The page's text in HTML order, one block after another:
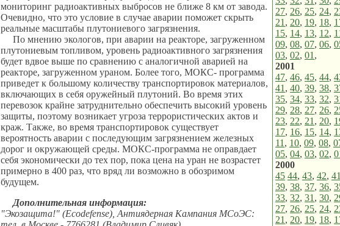
27, 26, 25, 24,
21 , 20, 19, 18,
15, 14, 13, 12,
09, 08, 07, 06,
03, 02, 01 ,
2001
47, 46, 45, 44,
41 , 40, 39, 38,
35, 34, 33, 32,
29, 28, 27, 26,
23, 22, 21 , 20,
17, 16, 15, 14,
11 , 10, 09, 08,
05, 04, 03, 02,
2000
45 44, 43, 42, 41
39, 38, 37, 36,
33, 32, 31 , 30,
27, 26, 25, 24,
21 , 20, 19, 18,
мониторинг радиоактивных выбросов не ближе 8 км от завода.
Очевидно, что это условие в случае аварии поможет скрыть
реальные масштабы плутониевого загрязнения.
По мнению экологов, при аварии на реакторе, загруженном
плутониевым топливом, уровень радиоактивного загрязнения
будет вдвое выше по сравнению с аналогичной аварией на
реакторе, загруженном ураном. Более того, МОКС- программа
приведет к большому количеству транспортировок материалов,
включающих в себя оружейный плутоний. Во время этих
перевозок крайне затруднительно обеспечить высокий уровень
защиты, поэтому возникает угроза террористических актов и
краж. Также, во время транспортировок существует
вероятность аварии с последующим загрязнением железных
дорог и окружающей среды. МОКС-программа не оправдает
себя экономически до тех пор, пока цена на уран не возрастет
примерно в 400 раз, что вряд ли возможно в обозримом
будущем.
Дополнительная информация:
"Экозащита!" (Ecodefense), Антиядерная Кампания МСоЭС: